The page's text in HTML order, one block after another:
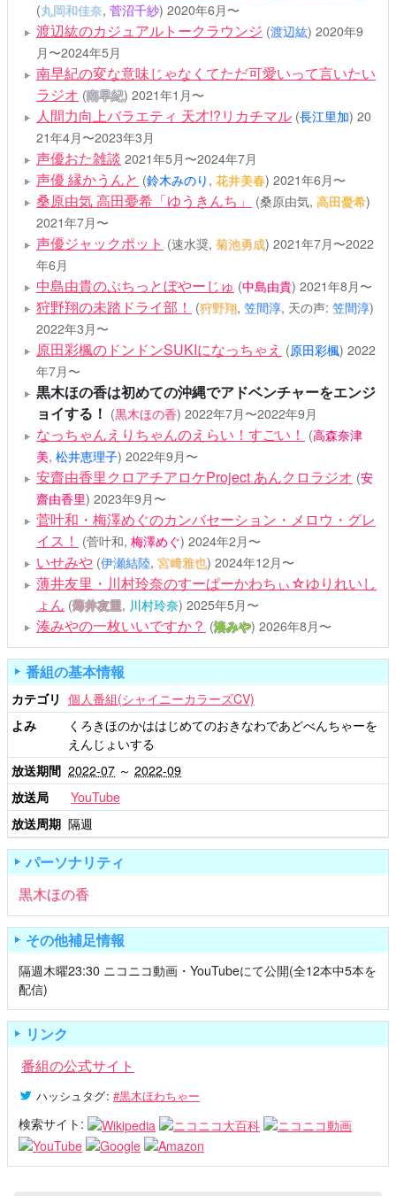
(丸岡和佳奈, 菅沼千紗) 2020年6月〜
渡辺紘のカジュアルトークラウンジ (渡辺紘) 2020年9
月〜2024年5月
南早紀の変な意味じゃなくてただ可愛いって言いたい
ラジオ (南早紀) 2021年1月〜
人間力向上バラエティ 天才!?リカチマル (長江里加) 20
21年4月〜2023年3月
声優おた雑談 2021年5月〜2024年7月
声優 縁かうんと (鈴木みのり , 花井美春) 2021年6月〜
桑原由気 高田憂希「ゆうきんち」 (桑原由気, 高田憂希)
2021年7月〜
声優ジャックポット (速水奨, 菊池勇成) 2021年7月〜2022
年6月
中島由貴のぷちっとぼやーじゅ (中島由貴) 2021年8月〜
狩野翔の未踏ドライ部！ (狩野翔, 笠間淳, 天の声: 笠間淳)
2022年3月〜
原田彩楓のドンドンSUKIになっちゃえ (原田彩楓) 2022
年7月〜
黒木ほの香は初めての沖縄でアドベンチャーをエンジ
ョイする！ (黒木ほの香) 2022年7月〜2022年9月
なっちゃんえりちゃんのえらい！すごい！ (高森奈津
美, 松井恵理子) 2022年9月〜
安齋由香里クロアチアロケProject あんクロラジオ (安
齋由香里) 2023年9月〜
菅叶和・梅澤めぐのカンバセーション・メロウ・グレ
イス！ (菅叶和, 梅澤めぐ) 2024年2月〜
いせみや (伊瀬結陸, 宮﨑雅也) 2024年12月〜
薄井友里・川村玲奈のすーぱーかわちぃ☆ゆりれいし
ょん (薄井友里, 川村玲奈) 2025年5月〜
湊みやの一枚いいですか？ (湊みや) 2026年8月〜
番組の基本情報
カテゴリ 個人番組(シャイニーカラーズCV)
よみ
くろきほのかははじめてのおきなわであどべんちゃーを
えんじょいする
放送期間 2022-07 ～ 2022-09
放送局
YouTube
放送周期 隔週
パーソナリティ
黒木ほの香
その他補足情報
隔週木曜23:30 ニコニコ動画・YouTubeにて公開(全12本中5本を
配信)
リンク
番組の公式サイト
ハッシュタグ: #黒木ほわちゃー
検索サイト: